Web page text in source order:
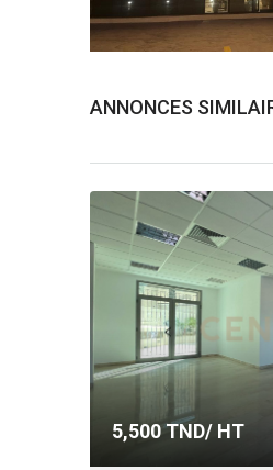
ANNONCES
5,500TND/ HT